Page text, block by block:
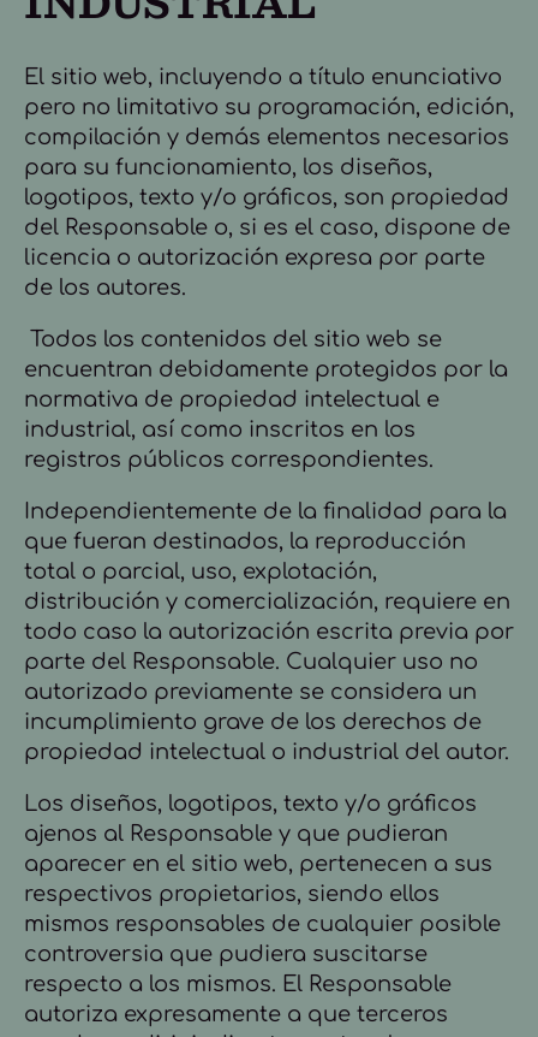
El sitio web, incluyendo a título enunciativo
pero no limitativo su programación, edición,
compilación y demás elementos necesarios
para su funcionamiento, los diseños,
logotipos, texto y/o gráficos, son propiedad
del Responsable o, si es el caso, dispone de
licencia o autorización expresa por parte
de los autores.
Todos los contenidos del sitio web se
encuentran debidamente protegidos por la
normativa de propiedad intelectual e
industrial, así como inscritos en los
registros públicos correspondientes.
Independientemente de la finalidad para la
que fueran destinados, la reproducción
total o parcial, uso, explotación,
distribución y comercialización, requiere en
todo caso la autorización escrita previa por
parte del Responsable. Cualquier uso no
autorizado previamente se considera un
incumplimiento grave de los derechos de
propiedad intelectual o industrial del autor.
Los diseños, logotipos, texto y/o gráficos
ajenos al Responsable y que pudieran
aparecer en el sitio web, pertenecen a sus
respectivos propietarios, siendo ellos
mismos responsables de cualquier posible
controversia que pudiera suscitarse
respecto a los mismos. El Responsable
autoriza expresamente a que terceros